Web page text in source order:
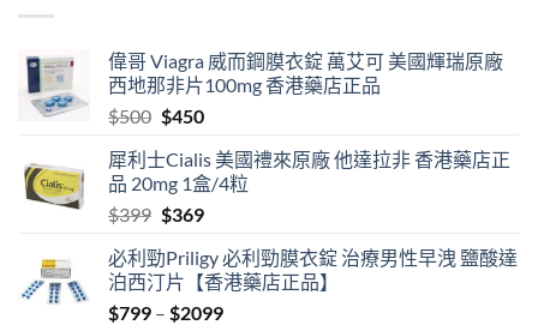
偉哥 Viagra 威而鋼膜衣錠 萬艾可 美國輝瑞原廠
西地那非片100mg 香港藥店正品
$500 Original
was:
$500.
$450Current
is:
$450.
犀利士Cialis 美國禮來原廠 他達拉非 香港藥店正
品 20mg 1盒/4粒
$399 Original
was:
$399.
$369Current
is:
$369.
必利勁Priligy 必利勁膜衣錠 治療男性早洩 鹽酸達
泊西汀片【香港藥店正品】
$799 – $2099Price